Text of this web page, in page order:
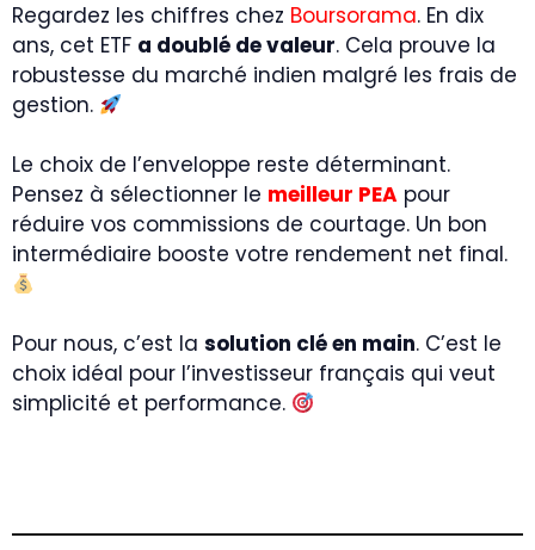
Regardez les chiffres chez Boursorama. En dix
ans, cet ETF a doublé de valeur. Cela prouve la
robustesse du marché indien malgré les frais de
gestion.
Le choix de l’enveloppe reste déterminant.
Pensez à sélectionner le meilleur PEA pour
réduire vos commissions de courtage. Un bon
intermédiaire booste votre rendement net final.
Pour nous, c’est la solution clé en main. C’est le
choix idéal pour l’investisseur français qui veut
simplicité et performance.